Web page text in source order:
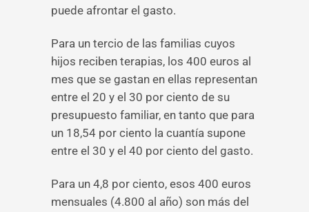
puede afrontar el gasto.
Para un tercio de las familias cuyos
hijos reciben terapias, los 400 euros al
mes que se gastan en ellas representan
entre el 20 y el 30 por ciento de su
presupuesto familiar, en tanto que para
un 18,54 por ciento la cuantía supone
entre el 30 y el 40 por ciento del gasto.
Para un 4,8 por ciento, esos 400 euros
mensuales (4.800 al año) son más del